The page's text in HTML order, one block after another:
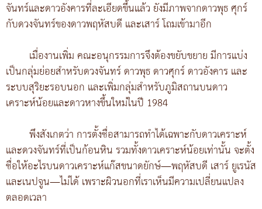
จันทร์และดาวอังคารที่ละเอียดขึ้นแล้ว ยังมีภาพจากดาวพุธ ศุกร์
กับดวงจันทร์ของดาวพฤหัสบดี และเสาร์ โถมเข้ามาอีก
เมื่องานเพิ่ม คณะอนุกรรมการจึงต้องขยับขยาย มีการแบ่ง
เป็นกลุ่มย่อยสำหรับดวงจันทร์ ดาวพุธ ดาวศุกร์ ดาวอังคาร และ
ระบบสุริยะรอบนอก และเพิ่มกลุ่มสำหรับภูมิสถานบนดาว
เคราะห์น้อยและดาวหางขึ้นใหม่ในปี 1984
พึงสังเกตว่า การตั้งชื่อสามารถทำได้เฉพาะกับดาวเคราะห์
และดวงจันทร์ที่เป็นก้อนหิน รวมทั้งดาวเคราะห์น้อยเท่านั้น จะตั้ง
ชื่อให้อะไรบนดาวเคราะห์แก๊สขนาดยักษ์—พฤหัสบดี เสาร์ ยูเรนัส
และเนปจูน—ไม่ได้ เพราะผิวนอกที่เราเห็นมีความเปลี่ยนแปลง
ตลอดเวลา